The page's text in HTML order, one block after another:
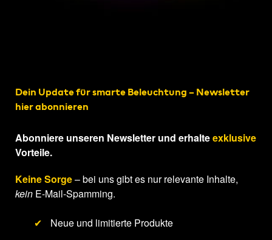
Dein Update für smarte Beleuchtung – Newsletter
hier abonnieren
Abonniere unseren Newsletter und erhalteexklusive
Vorteile.
Keine Sorge– bei uns gibt es nur relevante Inhalte,
kein E-Mail-Spamming.
✔
Neue und limitierte Produkte